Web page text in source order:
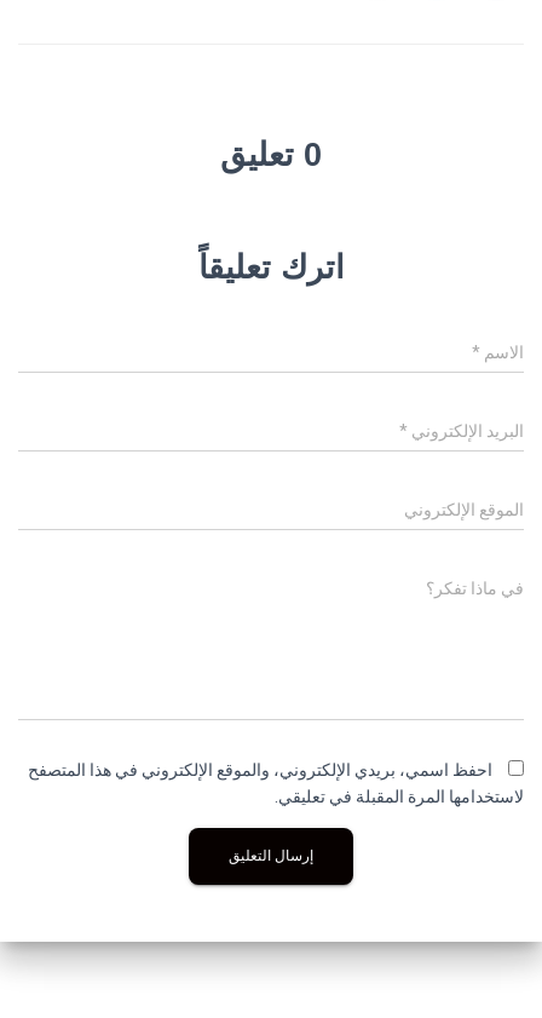
0 تعليق
اترك تعليقاً
الاسم *
البريد الإلكتروني *
الموقع الإلكتروني
في ماذا تفكر؟
احفظ اسمي، بريدي الإلكتروني، والموقع الإلكتروني في هذا المتصفح
لاستخدامها المرة المقبلة في تعليقي.